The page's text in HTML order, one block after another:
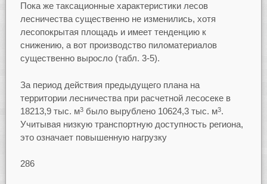
Пока же таксационные характеристики лесов
лесничества существенно не изменились, хотя
лесопокрытая площадь и имеет тенденцию к
снижению, а вот производство пиломатериалов
существенно выросло (табл. 3-5).
За период действия предыдущего плана на
территории лесничества при расчетной лесосеке в
18213,9 тыс. м3было вырублено 10624,3 тыс. м3.
Учитывая низкую транспортную доступность региона,
это означает повышенную нагрузку
286